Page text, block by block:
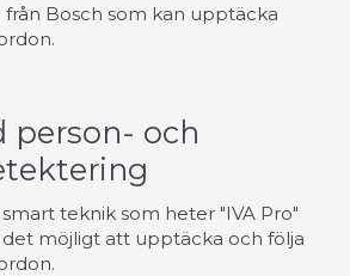
Bosch som kan upptäcka
person- och
teknik som heter "IVA Pro"
möjligt att upptäcka och följa